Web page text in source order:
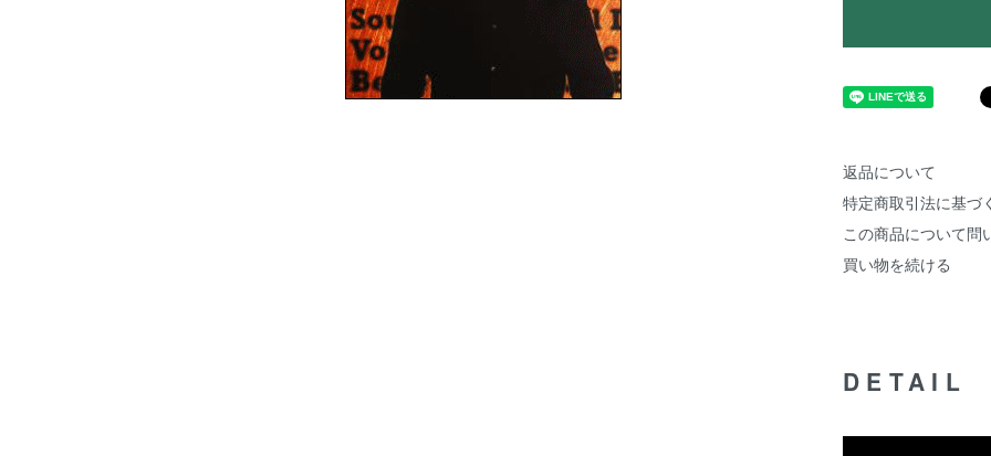
返品について
特定商取引法に基づ
この商品について問
買い物を続ける
DETAIL